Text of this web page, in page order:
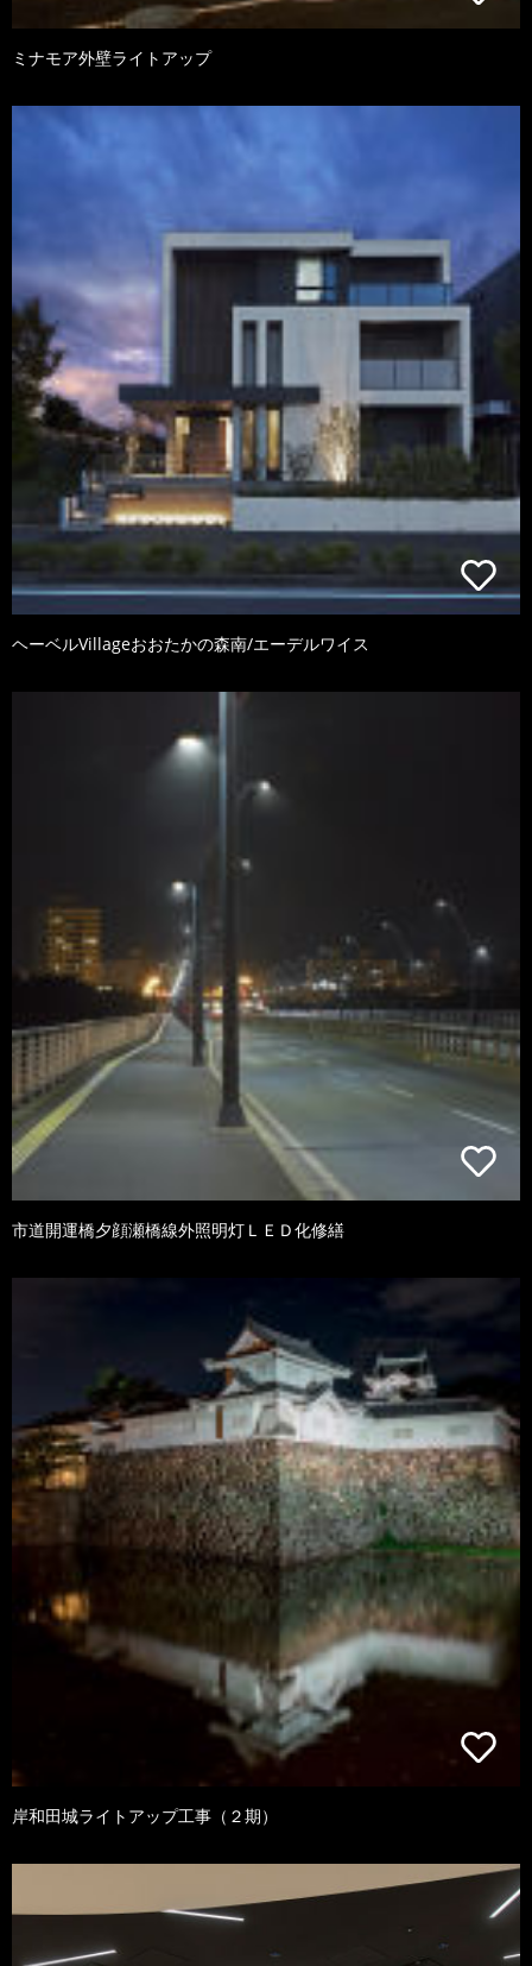
ミナモア外壁ライトアップ
ヘーベルVillageおおたかの森南/エーデルワイス
市道開運橋夕顔瀬橋線外照明灯ＬＥＤ化修繕
岸和田城ライトアップ工事（２期）